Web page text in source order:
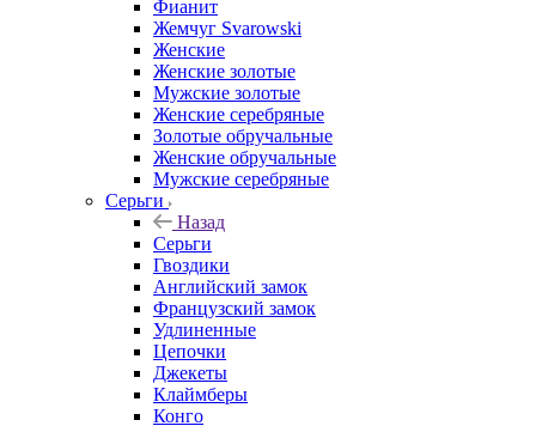
Фианит
Жемчуг Svarowski
Женские
Женские золотые
Мужские золотые
Женские серебряные
Золотые обручальные
Женские обручальные
Мужские серебряные
Серьги
Назад
Серьги
Гвоздики
Английский замок
Французский замок
Удлиненные
Цепочки
Джекеты
Клаймберы
Конго